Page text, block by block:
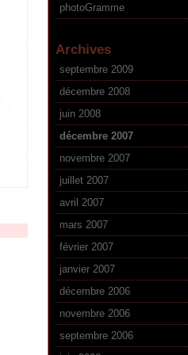
photoGramme
Archives
septembre 2009
décembre 2008
juin 2008
décembre 2007
novembre 2007
juillet 2007
avril 2007
mars 2007
février 2007
janvier 2007
décembre 2006
novembre 2006
septembre 2006